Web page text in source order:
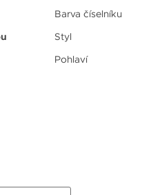
Barva číselníku
Styl
Pohlaví